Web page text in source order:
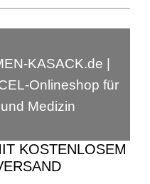
KASACK.de |
Onlineshop für
Medizin
KOSTENLOSEM